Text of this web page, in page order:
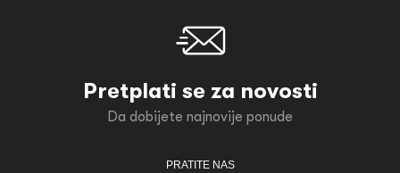
Pretplati se za novosti
Da dobijete najnovije ponude
PRATITE NAS